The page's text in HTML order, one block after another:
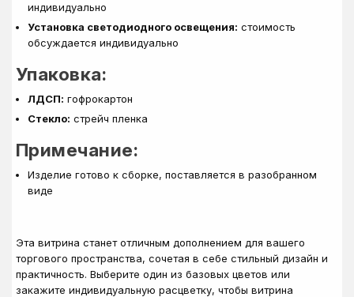
индивидуально
Установка светодиодного освещения: стоимость
обсуждается индивидуально
Упаковка:
ЛДСП: гофрокартон
Стекло: стрейч пленка
Примечание:
Изделие готово к сборке, поставляется в разобранном
виде
Эта витрина станет отличным дополнением для вашего
торгового пространства, сочетая в себе стильный дизайн и
практичность. Выберите один из базовых цветов или
закажите индивидуальную расцветку, чтобы витрина